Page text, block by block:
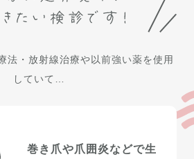
法・放射線治療や以前強い薬を使用
していて…
巻き爪や爪囲炎などで生